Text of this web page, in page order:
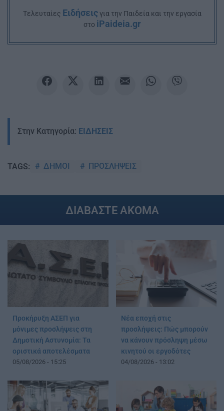
Tελευταίες Ειδήσειςγια την Παιδεία και την εργασία
στο iPaideia.gr
Στην Κατηγορία: ΕΙΔΗΣΕΙΣ
TAGS: ΔΗΜΟΙ ΠΡΟΣΛΗΨΕΙΣ
ΔΙΑΒΑΣΤΕ ΑΚΟΜΑ
Προκήρυξη ΑΣΕΠ για
μόνιμες προσλήψεις στη
Δημοτική Αστυνομία: Τα
οριστικά αποτελέσματα
05/08/2026 - 15:25
Νέα εποχή στις
προσλήψεις: Πώς μπορούν
να κάνουν πρόσληψη μέσω
κινητού οι εργοδότες
04/08/2026 - 13:02